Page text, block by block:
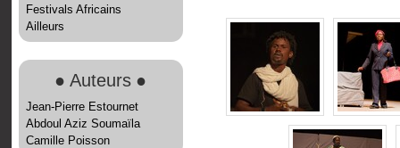
Festivals Africains
Ailleurs
● Auteurs ●
Jean-Pierre Estournet
Abdoul Aziz Soumaïla
Camille Poisson